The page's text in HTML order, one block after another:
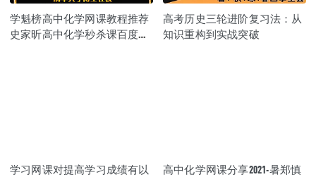
学魁榜高中化学网课教程推荐
史家昕高中化学秒杀课百度云
高考历史三轮进阶复习法：从
知识重构到实战突破
学习网课对提高学习成绩有以
高中化学网课分享2021-暑郑慎